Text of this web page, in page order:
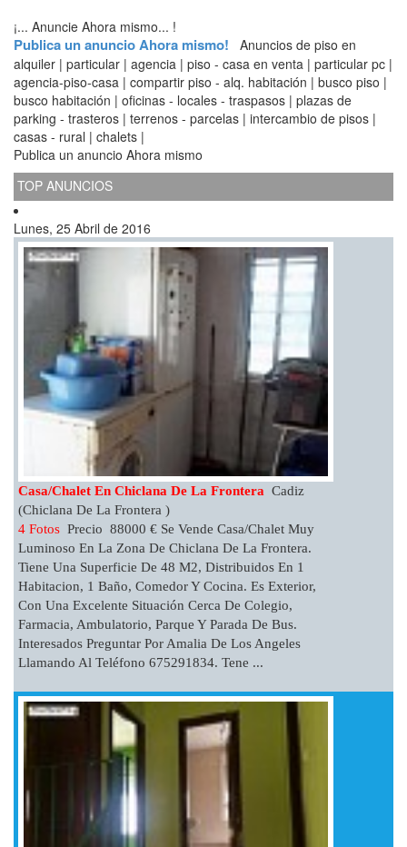
¡... Anuncie Ahora mismo... !
Publica un anuncio Ahora mismo! Anuncios de piso en
alquiler | particular | agencia | piso - casa en venta | particular pc |
agencia-piso-casa | compartir piso - alq. habitación | busco piso |
busco habitación | oficinas - locales - traspasos | plazas de
parking - trasteros | terrenos - parcelas | intercambio de pisos |
casas - rural | chalets |
Publica un anuncio Ahora mismo
TOP ANUNCIOS
Lunes, 25 Abril de 2016
Casa/chalet En Chiclana De La Frontera Cadiz
(Chiclana De La Frontera )
4 Fotos Precio 88000 € Se Vende Casa/chalet Muy
Luminoso En La Zona De Chiclana De La Frontera.
Tiene Una Superficie De 48 M2, Distribuidos En 1
Habitacion, 1 Baño, Comedor Y Cocina. Es Exterior,
Con Una Excelente Situación Cerca De Colegio,
Farmacia, Ambulatorio, Parque Y Parada De Bus.
Interesados Preguntar Por Amalia De Los Angeles
Llamando Al Teléfono 675291834. Tene ...